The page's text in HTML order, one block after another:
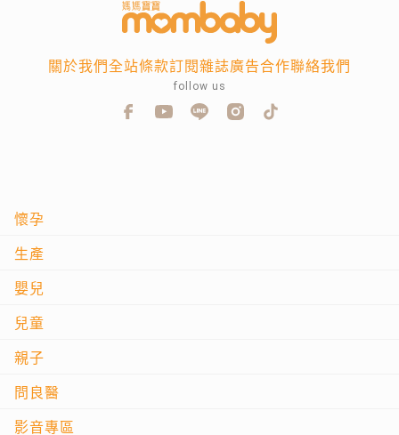
懷孕
生產
嬰兒
兒童
親子
問良醫
影音專區
關於我們全站條款訂閱雜誌廣告合作聯絡我們
follow us